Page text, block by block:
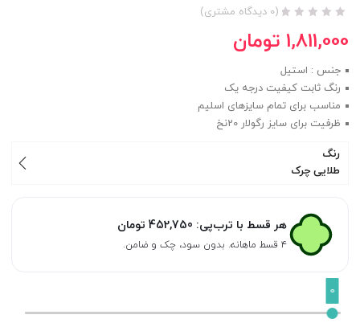
(
0 دیدگاه مشتری)
1,811,000 تومان
جنس : استیل
رنگ ثابت کیفیت درجه یک
مناسب برای تمام سایزهای اسلیم
ظرفیت برای سایز رگولار 20نخ
رنگ
طلایی چرک
هر قسط با ترب‌پی: 452,750 تومان
۴ قسط ماهانه. بدون سود، چک و ضامن.
0